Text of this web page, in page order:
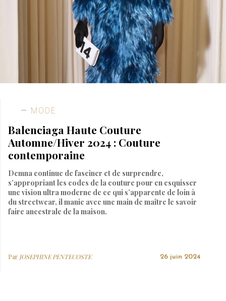
MODE
Balenciaga Haute Couture
Automne/Hiver 2024 : Couture
contemporaine
Demna continue de fasciner et de surprendre,
s’appropriant les codes de la couture pour en esquisser
une vision ultra moderne de ce qui s’apparente de loin à
du streetwear, il manie avec une main de maître le savoir
faire ancestrale de la maison.
Par JOSEPHINE PENTECOSTE 26 juin 2024